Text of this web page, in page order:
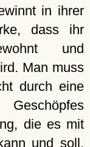
in ihrer
dass ihr
und
Man muss
durch eine
die es mit
und soll,